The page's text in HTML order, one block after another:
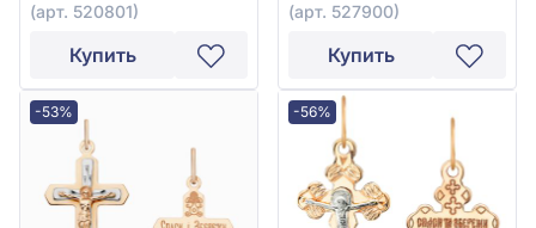
(арт. 520801)
Купить
(арт. 527900)
Купить
-53% -56%